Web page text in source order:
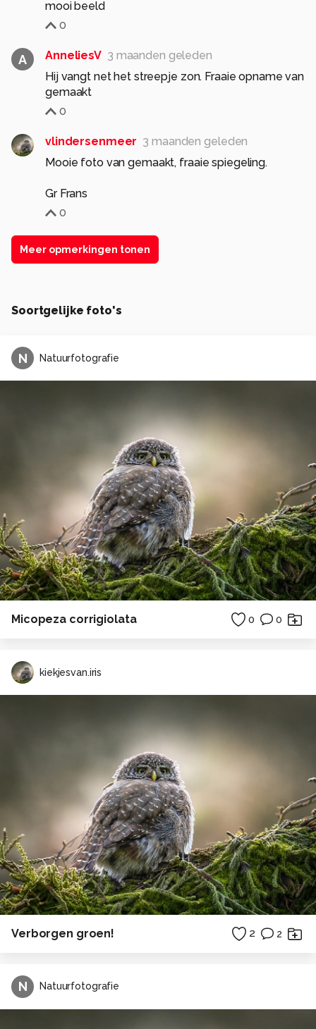
mooi beeld
0
A AnneliesV 3 maanden geleden
Hij vangt net het streepje zon. Fraaie opname van
gemaakt
0
vlindersenmeer 3 maanden geleden
Mooie foto van gemaakt, fraaie spiegeling.
Gr Frans
0
Meer opmerkingen tonen
Soortgelijke foto's
N Natuurfotografie
Micopeza corrigiolata 0 0
kiekjesvan.iris
Verborgen groen! 2 2
N Natuurfotografie